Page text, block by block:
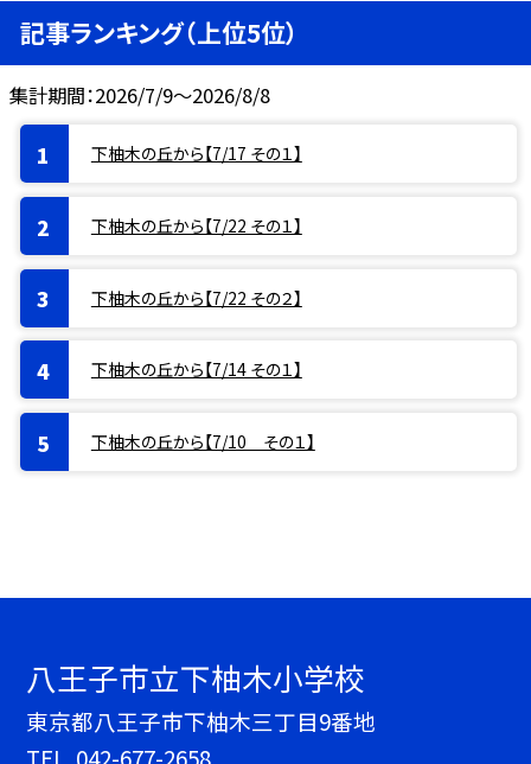
記事ランキング（上位5位）
集計期間：2026/7/9～2026/8/8
下柚木の丘から【7/17 その１】
下柚木の丘から【7/22 その１】
下柚木の丘から【7/22 その２】
下柚木の丘から【7/14 その１】
下柚木の丘から【7/10 その１】
八王子市立下柚木小学校
東京都八王子市下柚木三丁目9番地